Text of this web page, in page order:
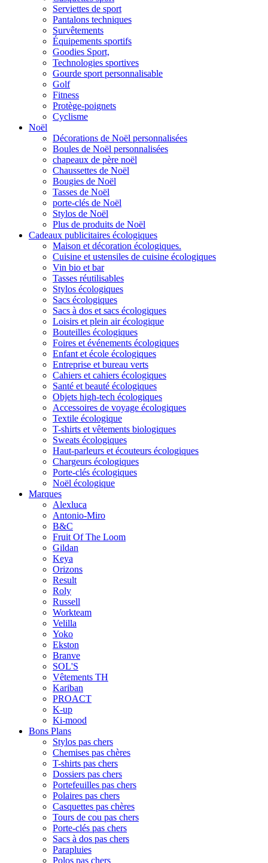
Serviettes de sport
Pantalons techniques
Survêtements
Équipements sportifs
Goodies Sport,
Technologies sportives
Gourde sport personnalisable
Golf
Fitness
Protège-poignets
Cyclisme
Noël
Décorations de Noël personnalisées
Boules de Noël personnalisées
chapeaux de père noël
Chaussettes de Noël
Bougies de Noël
Tasses de Noël
porte-clés de Noël
Stylos de Noël
Plus de produits de Noël
Cadeaux publicitaires écologiques
Maison et décoration écologiques.
Cuisine et ustensiles de cuisine écologiques
Vin bio et bar
Tasses réutilisables
Stylos écologiques
Sacs écologiques
Sacs à dos et sacs écologiques
Loisirs et plein air écologique
Bouteilles écologiques
Foires et événements écologiques
Enfant et école écologiques
Entreprise et bureau verts
Cahiers et cahiers écologiques
Santé et beauté écologiques
Objets high-tech écologiques
Accessoires de voyage écologiques
Textile écologique
T-shirts et vêtements biologiques
Sweats écologiques
Haut-parleurs et écouteurs écologiques
Chargeurs écologiques
Porte-clés écologiques
Noël écologique
Marques
Alexluca
Antonio-Miro
B&C
Fruit Of The Loom
Gildan
Keya
Orizons
Result
Roly
Russell
Workteam
Velilla
Yoko
Ekston
Branve
SOL'S
Vêtements TH
Kariban
PROACT
K-up
Ki-mood
Bons Plans
Stylos pas chers
Chemises pas chères
T-shirts pas chers
Dossiers pas chers
Portefeuilles pas chers
Polaires pas chers
Casquettes pas chères
Tours de cou pas chers
Porte-clés pas chers
Sacs à dos pas chers
Parapluies
Polos pas chers